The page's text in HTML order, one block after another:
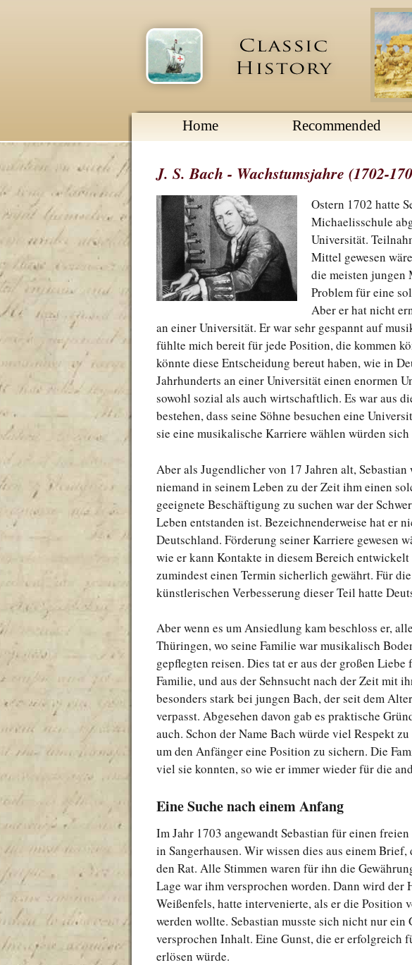
Home Recommended
J. S. Bach - Wachstumsjahre (1702-
Ostern 1702 hatte
Michaelisschule
Universität.
Mittel gewesen
die meisten jungen
Problem für eine
Aber er hat nicht
an einer Universität. Er war sehr gespannt auf
fühlte mich bereit für jede Position, die kommen
könnte diese Entscheidung bereut haben, wie in
Jahrhunderts an einer Universität einen enormen
sowohl sozial als auch wirtschaftlich. Es war aus
bestehen, dass seine Söhne besuchen eine
sie eine musikalische Karriere wählen würden sich
Aber als Jugendlicher von 17 Jahren alt,
niemand in seinem Leben zu der Zeit ihm einen
geeignete Beschäftigung zu suchen war der
Leben entstanden ist. Bezeichnenderweise hat er
Deutschland. Förderung seiner Karriere gewesen
wie er kann Kontakte in diesem Bereich
zumindest einen Termin sicherlich gewährt. Für
künstlerischen Verbesserung dieser Teil hatte
Aber wenn es um Ansiedlung kam beschloss er,
Thüringen, wo seine Familie war musikalisch
gepflegten reisen. Dies tat er aus der großen
Familie, und aus der Sehnsucht nach der Zeit mit
besonders stark bei jungen Bach, der seit dem
verpasst. Abgesehen davon gab es praktische
auch. Schon der Name Bach würde viel Respekt
um den Anfänger eine Position zu sichern. Die
viel sie konnten, so wie er immer wieder für die
Eine Suche nach einem Anfang
Im Jahr 1703 angewandt Sebastian für einen
in Sangerhausen. Wir wissen dies aus einem
den Rat. Alle Stimmen waren für ihn die
Lage war ihm versprochen worden. Dann wird der
Weißenfels, hatte intervenierte, als er die
werden wollte. Sebastian musste sich nicht nur
versprochen Inhalt. Eine Gunst, die er erfolgreich
erlösen würde.